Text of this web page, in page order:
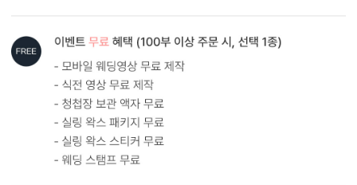
AI 해상도 업그레이드 신청하기